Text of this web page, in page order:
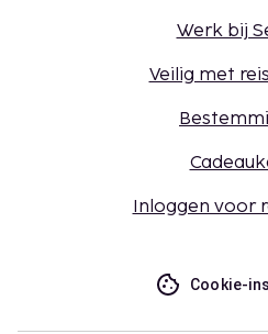
Werk bij
Veilig met
Inloggen voor
Cookie-